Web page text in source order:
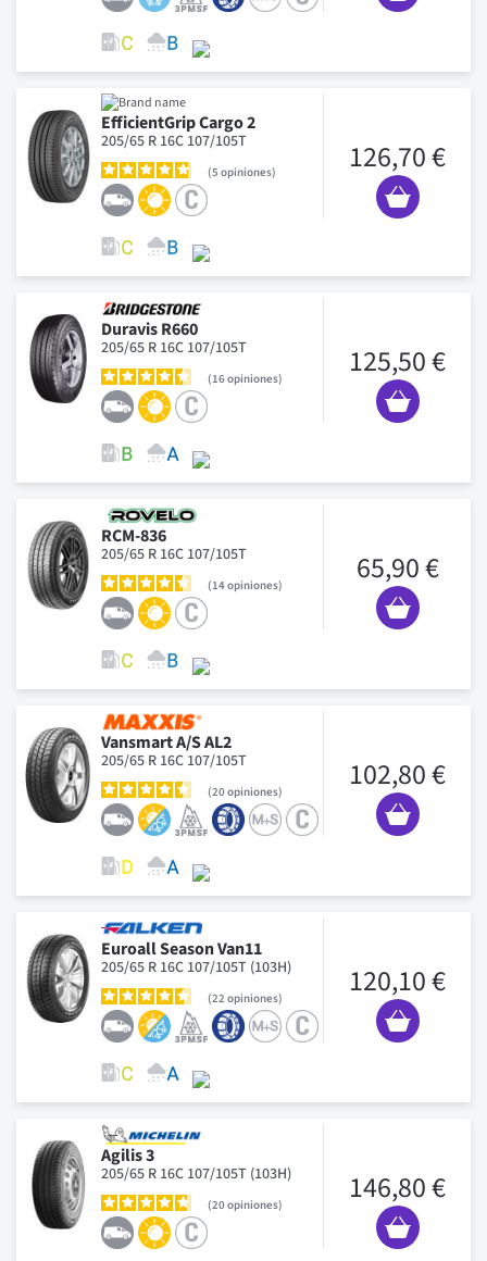
EfficientGrip Cargo 2
205/65 R 16C 107/105T
5 opiniones 126,70 €
Duravis R660
205/65 R 16C 107/105T
16opiniones 125,50 €
RCM-836
205/65 R 16C 107/105T
14opiniones 65,90 €
Vansmart A/S AL2
205/65 R 16C 107/105T
20opiniones 102,80 €
Euroall Season Van11
205/65 R 16C 107/105T (103H)
22 opiniones 120,10 €
Agilis 3
205/65 R 16C 107/105T (103H)
20opiniones 146,80 €